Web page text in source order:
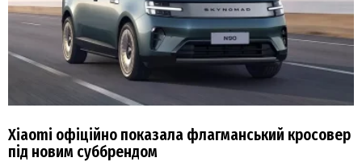
Xiaomi офіційно показала флагманський кросовер
під новим суббрендом